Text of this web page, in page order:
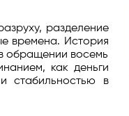
разделение
времена. История
обращении восемь
как деньги
стабильностью в